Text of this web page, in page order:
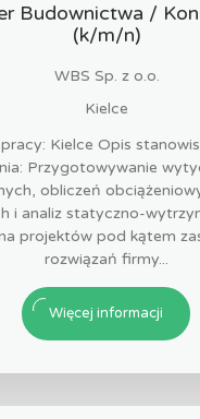
Budownictwa /
(k/m/n)
WBS Sp. z o.o.
Kielce
Kielce Opis
Przygotowywanie
obliczeń
i analiz statyczno-
projektów pod kątem
rozwiązań firmy...
Więcej informacji